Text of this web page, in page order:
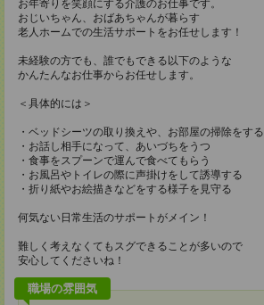
お年寄りを笑顔にする介護のお仕事です。
おじいちゃん、おばあちゃんが暮らす
老人ホームでの生活サポートをお任せします！
未経験の方でも、誰でもできる以下のような
かんたんなお仕事からお任せします。
＜具体的には＞
・ベッドシーツの取り換えや、お部屋の掃除をする
・お話し相手になって、あいづちをうつ
・食事をスプーンで運んで食べてもらう
・お風呂やトイレの際に声掛けをして誘導する
・折り紙やお絵描きなどをする様子を見守る
何気ない日常生活のサポートがメイン！
難しく考えなくてもスグできることが多いので
安心してくださいね！
職場の雰囲気